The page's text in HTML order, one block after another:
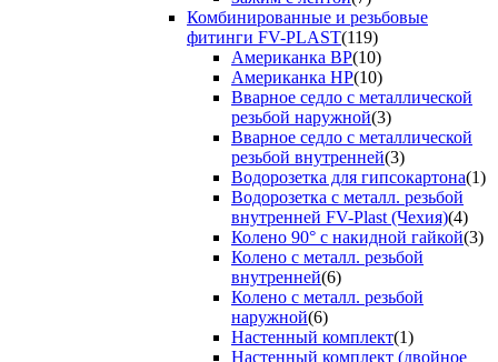
Комбинированные и резьбовые
фитинги FV-PLAST(119)
Американка ВР(10)
Американка НР(10)
Вварное седло с металлической
резьбой наружной(3)
Вварное седло с металлической
резьбой внутренней(3)
Водорозетка для гипсокартона(1)
Водорозетка с металл. резьбой
внутренней FV-Plast (Чехия)(4)
Колено 90° с накидной гайкой(3)
Колено с металл. резьбой
внутренней(6)
Колено с металл. резьбой
наружной(6)
Настенный комплект(1)
Настенный комплект (двойное